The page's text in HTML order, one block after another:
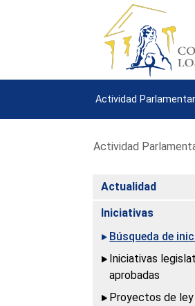
Actividad
Actividad
Actualidad
Iniciativas
Búsqueda de
Iniciativas
aprobadas
Proyectos de ley